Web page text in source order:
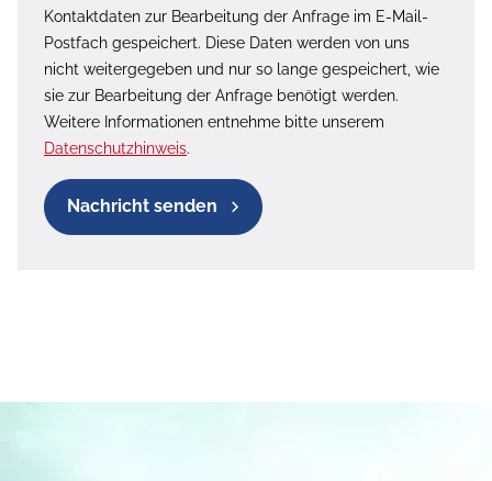
Kontaktdaten zur Bearbeitung der Anfrage im E-Mail-
Postfach gespeichert. Diese Daten werden von uns
nicht weitergegeben und nur so lange gespeichert, wie
sie zur Bearbeitung der Anfrage benötigt werden.
Weitere Informationen entnehme bitte unserem
Datenschutzhinweis.
Nachricht senden